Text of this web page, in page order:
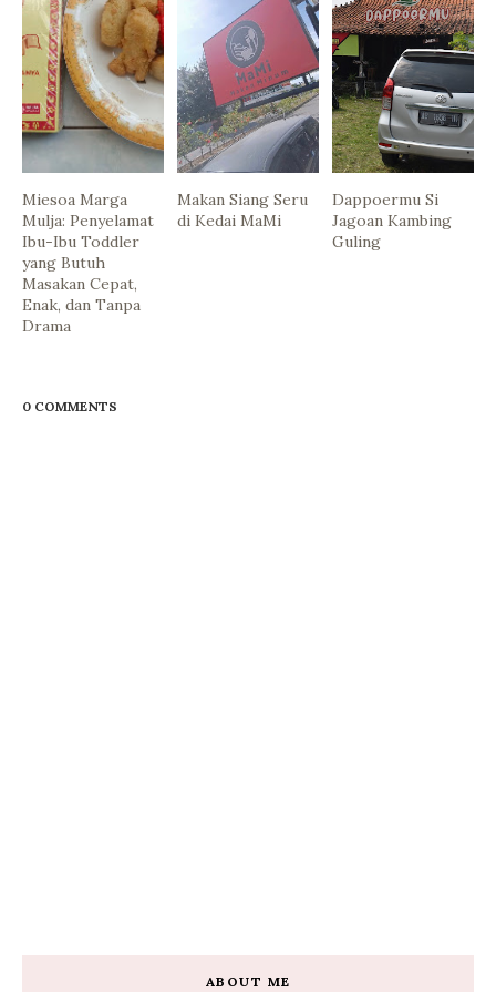
Miesoa Marga
Mulja: Penyelamat
Ibu-Ibu Toddler
yang Butuh
Masakan Cepat,
Enak, dan Tanpa
Drama
Makan Siang Seru
di Kedai MaMi
Dappoermu Si
Jagoan Kambing
Guling
0 COMMENTS
ABOUT ME